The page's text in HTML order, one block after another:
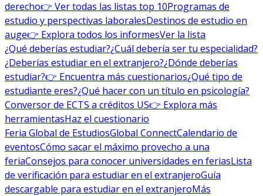
derecho👉 Ver todas las listas top 10Programas de
estudio y perspectivas laboralesDestinos de estudio en
auge👉 Explora todos los informesVer la lista
¿Qué deberías estudiar?¿Cuál debería ser tu especialidad?
¿Deberías estudiar en el extranjero?¿Dónde deberías
estudiar?👉 Encuentra más cuestionarios¿Qué tipo de
estudiante eres?¿Qué hacer con un título en psicología?
Conversor de ECTS a créditos US👉 Explora más
herramientasHaz el cuestionario
Feria Global de EstudiosGlobal ConnectCalendario de
eventosCómo sacar el máximo provecho a una
feriaConsejos para conocer universidades en feriasLista
de verificación para estudiar en el extranjeroGuía
descargable para estudiar en el extranjeroMás